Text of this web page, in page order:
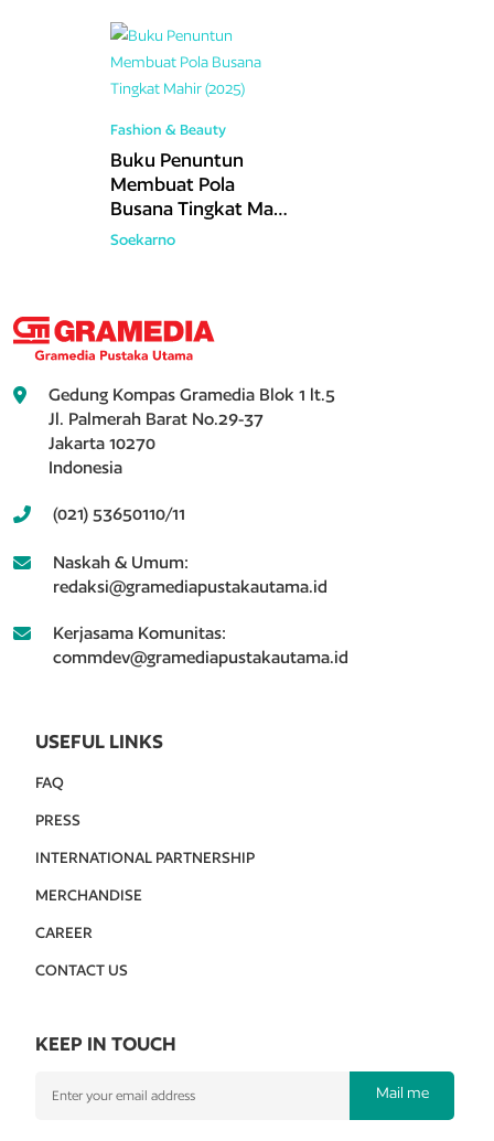
Fashion & Beauty
Buku Penuntun
Membuat Pola
Busana Tingkat Mahir
(2025)
Soekarno
Gedung Kompas Gramedia Blok 1 lt.5
Jl. Palmerah Barat No.29-37
Jakarta 10270
Indonesia
(021) 53650110/11
Naskah & Umum:
redaksi@gramediapustakautama.id
Kerjasama Komunitas:
commdev@gramediapustakautama.id
USEFUL LINKS
FAQ
PRESS
INTERNATIONAL PARTNERSHIP
MERCHANDISE
CAREER
CONTACT US
KEEP IN TOUCH
Mail me